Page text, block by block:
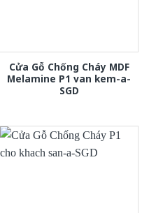
Cửa Gỗ Chống Cháy MDF
Melamine P1 van kem-a-
SGD